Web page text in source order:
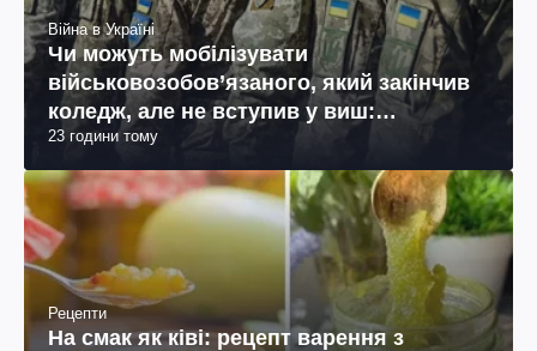
Війна в Україні
Чи можуть мобілізувати
військовозобов’язаного, який закінчив
коледж, але не вступив у виш:
пояснення юриста
23 години тому
Рецепти
На смак як ківі: рецепт варення з